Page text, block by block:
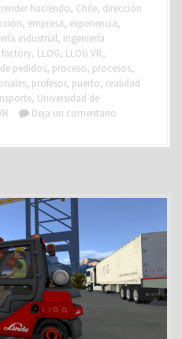
haciendo, Chile, dirección
, empresa, experiencia,
industrial, ingeniería
, LLOG, LLOG VR,
pedidos, proceso, procesos,
, profesor, puerto, realidad
, Universidad de
Deja un comentario